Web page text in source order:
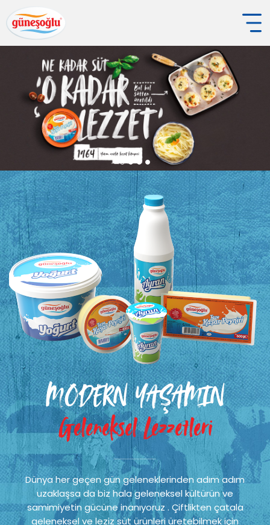
MODERN YAŞAMIN
Geleneksel Lezzetleri
Dünya her geçen gün geleneklerinden adım adım
uzaklaşsa da biz hala geleneksel kültürün ve
samimiyetin gücüne inanıyoruz . Çiftlikten çatala
geleneksel ve leziz süt ürünleri üretebilmek için